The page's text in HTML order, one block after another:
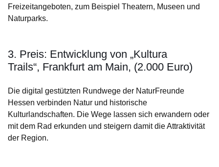
Freizeitangeboten, zum Beispiel Theatern, Museen und
Naturparks.
3. Preis: Entwicklung von „Kultura
Trails“, Frankfurt am Main, (2.000 Euro)
Die digital gestützten Rundwege der NaturFreunde
Hessen verbinden Natur und historische
Kulturlandschaften. Die Wege lassen sich erwandern oder
mit dem Rad erkunden und steigern damit die Attraktivität
der Region.